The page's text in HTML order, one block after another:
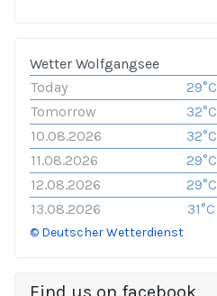
Wetter Wolfgangsee
Today
29°C
Tomorrow
32°C
10.08.2026
32°C
11.08.2026
29°C
12.08.2026
29°C
13.08.2026
31°C
© Deutscher Wetterdienst
Find us on facebook